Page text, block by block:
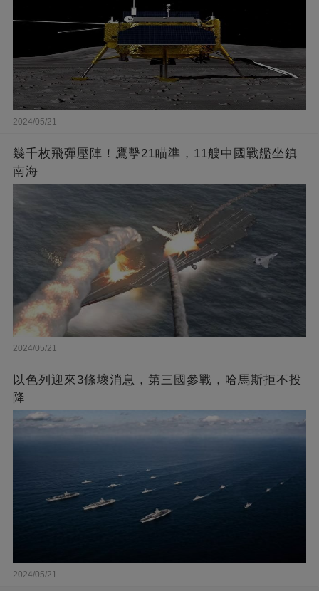
2024/05/21
幾千枚飛彈壓陣！鷹擊21瞄準，11艘中國戰艦坐鎮
南海
2024/05/21
以色列迎來3條壞消息，第三國參戰，哈馬斯拒不投
降
2024/05/21